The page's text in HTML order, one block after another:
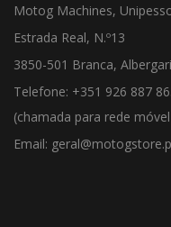
Motog Machines,
Estrada Real, N.º13
3850-501 Branca,
Telefone: +351 926 887
(chamada para rede
Email: